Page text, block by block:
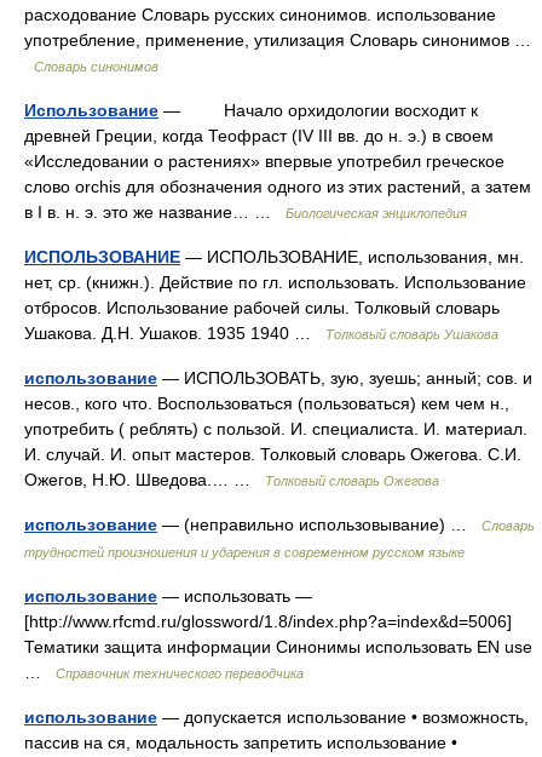
расходование Словарь русских синонимов. использование
употребление, применение, утилизация Словарь синонимов …
Словарь синонимов
Использование — Начало орхидологии восходит к
древней Греции, когда Теофраст (IV III вв. до н. э.) в своем
«Исследовании о растениях» впервые употребил греческое
слово orchis для обозначения одного из этих растений, а затем
в I в. н. э. это же название… …
Биологическая энциклопедия
ИСПОЛЬЗОВАНИЕ — ИСПОЛЬЗОВАНИЕ, использования, мн.
нет, ср. (книжн.). Действие по гл. использовать. Использование
отбросов. Использование рабочей силы. Толковый словарь
Ушакова. Д.Н. Ушаков. 1935 1940 …
Толковый словарь Ушакова
использование — ИСПОЛЬЗОВАТЬ, зую, зуешь; анный; сов. и
несов., кого что. Воспользоваться (пользоваться) кем чем н.,
употребить ( реблять) с пользой. И. специалиста. И. материал.
И. случай. И. опыт мастеров. Толковый словарь Ожегова. С.И.
Ожегов, Н.Ю. Шведова.… …
Толковый словарь Ожегова
использование — (неправильно использовывание) …
Словарь
трудностей произношения и ударения в современном русском языке
использование — использовать —
[http://www.rfcmd.ru/glossword/1.8/index.php?a=index&d=5006]
Тематики защита информации Синонимы использовать EN use
Справочник технического переводчика
использование — допускается использование • возможность,
пассив на ся, модальность запретить использование •